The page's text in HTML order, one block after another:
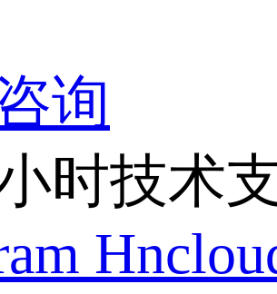
询
时技术